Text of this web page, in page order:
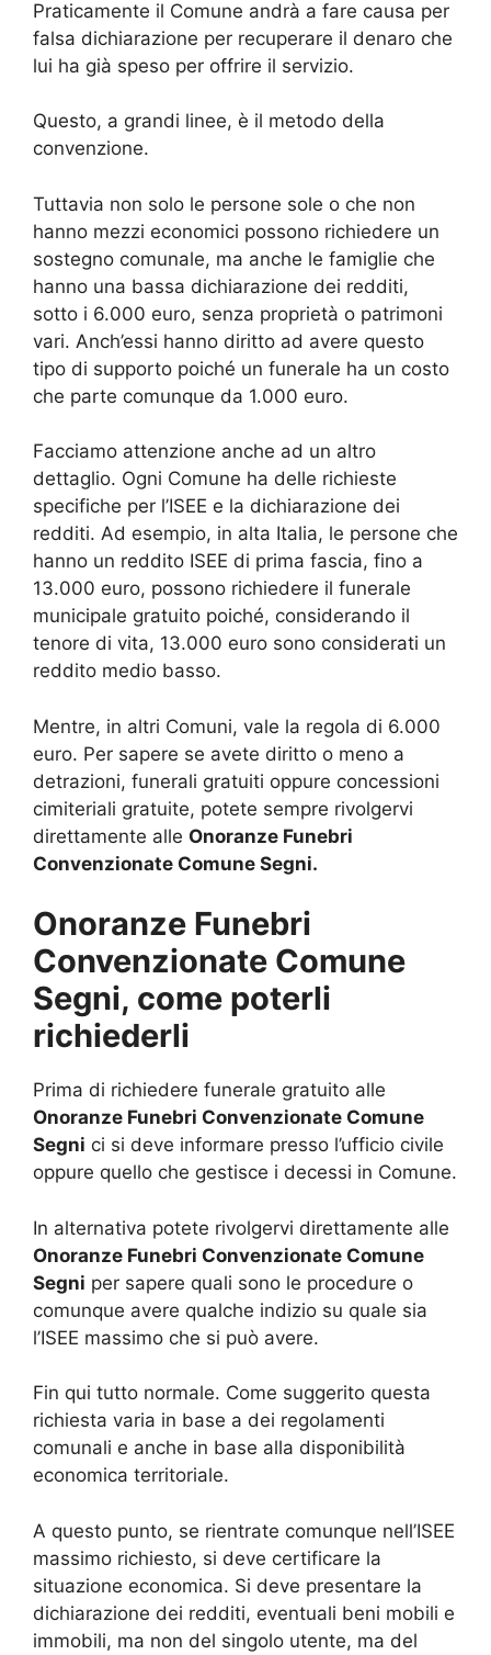
Praticamente il Comune andrà a fare causa per
falsa dichiarazione per recuperare il denaro che
lui ha già speso per offrire il servizio.
Questo, a grandi linee, è il metodo della
convenzione.
Tuttavia non solo le persone sole o che non
hanno mezzi economici possono richiedere un
sostegno comunale, ma anche le famiglie che
hanno una bassa dichiarazione dei redditi,
sotto i 6.000 euro, senza proprietà o patrimoni
vari. Anch’essi hanno diritto ad avere questo
tipo di supporto poiché un funerale ha un costo
che parte comunque da 1.000 euro.
Facciamo attenzione anche ad un altro
dettaglio. Ogni Comune ha delle richieste
specifiche per l’ISEE e la dichiarazione dei
redditi. Ad esempio, in alta Italia, le persone che
hanno un reddito ISEE di prima fascia, fino a
13.000 euro, possono richiedere il funerale
municipale gratuito poiché, considerando il
tenore di vita, 13.000 euro sono considerati un
reddito medio basso.
Mentre, in altri Comuni, vale la regola di 6.000
euro. Per sapere se avete diritto o meno a
detrazioni, funerali gratuiti oppure concessioni
cimiteriali gratuite, potete sempre rivolgervi
direttamente alle Onoranze Funebri
Convenzionate Comune Segni.
Onoranze Funebri
Convenzionate Comune
Segni, come poterli
richiederli
Prima di richiedere funerale gratuito alle
Onoranze Funebri Convenzionate Comune
Segni ci si deve informare presso l’ufficio civile
oppure quello che gestisce i decessi in Comune.
In alternativa potete rivolgervi direttamente alle
Onoranze Funebri Convenzionate Comune
Segni per sapere quali sono le procedure o
comunque avere qualche indizio su quale sia
l’ISEE massimo che si può avere.
Fin qui tutto normale. Come suggerito questa
richiesta varia in base a dei regolamenti
comunali e anche in base alla disponibilità
economica territoriale.
A questo punto, se rientrate comunque nell’ISEE
massimo richiesto, si deve certificare la
situazione economica. Si deve presentare la
dichiarazione dei redditi, eventuali beni mobili e
immobili, ma non del singolo utente, ma del